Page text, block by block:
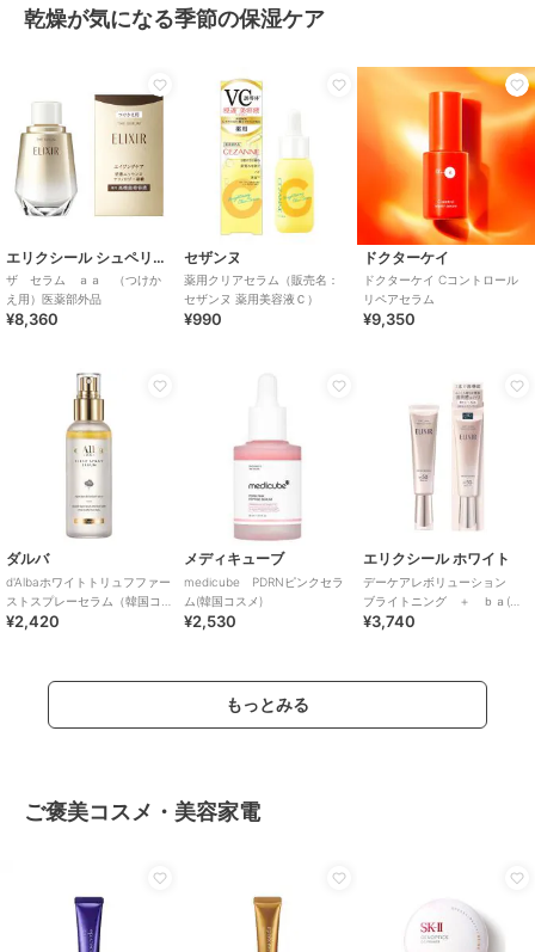
乾燥が気になる季節の保湿ケア
エリクシール シュペリエル
ザ セラム ａａ （つけか
え用）医薬部外品
¥8,360
セザンヌ
薬用クリアセラム（販売名：
セザンヌ 薬用美容液Ｃ）
¥990
ドクターケイ
ドクターケイ Cコントロール
リペアセラム
¥9,350
ダルバ
d'Albaホワイトトリュフファー
ストスプレーセラム（韓国コ
スメ）
¥2,420
メディキューブ
medicube PDRNピンクセラ
ム(韓国コスメ)
¥2,530
エリクシール ホワイト
デーケアレボリューション
ブライトニング ＋ ｂａ(医
薬部外品)
¥3,740
もっとみる
ご褒美コスメ・美容家電